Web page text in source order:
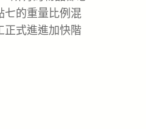
七的重量比例混
正式進進加快階